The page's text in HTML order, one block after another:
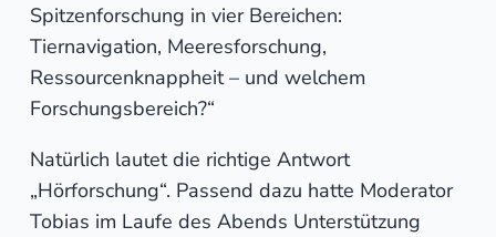
Spitzenforschung in vier Bereichen:
Tiernavigation, Meeresforschung,
Ressourcenknappheit – und welchem
Forschungsbereich?“
Natürlich lautet die richtige Antwort
„Hörforschung“. Passend dazu hatte Moderator
Tobias im Laufe des Abends Unterstützung